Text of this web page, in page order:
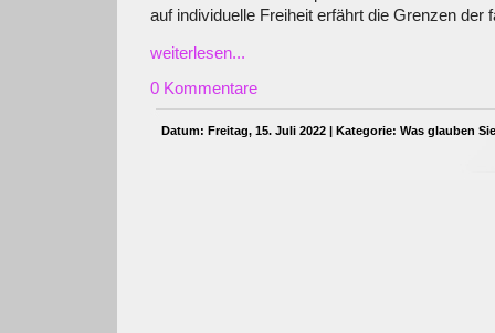
auf individuelle Freiheit erfährt die Grenzen der
weiterlesen...
0 Kommentare
Datum: Freitag, 15. Juli 2022 | Kategorie: Was glauben